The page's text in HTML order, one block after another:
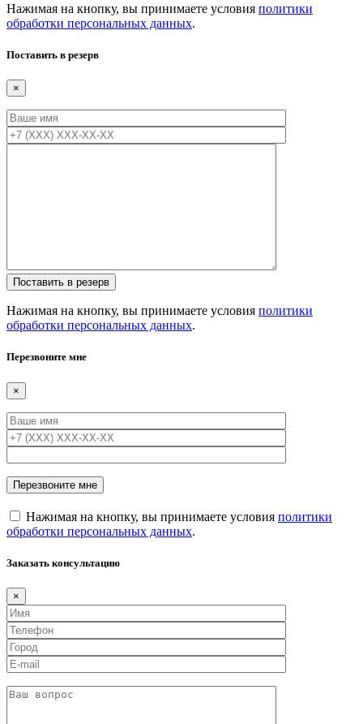
Нажимая на кнопку, вы принимаете условия политики
обработки персональных данных.
Поставить в резерв
×
Нажимая на кнопку, вы принимаете условия политики
обработки персональных данных.
Перезвоните мне
×
Нажимая на кнопку, вы принимаете условия политики
обработки персональных данных.
Заказать консультацию
×